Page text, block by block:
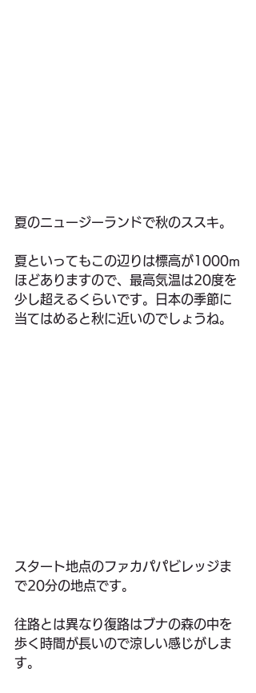
夏のニュージーランドで秋のススキ。
夏といってもこの辺りは標高が1000m
ほどありますので、最高気温は20度を
少し超えるくらいです。日本の季節に
当てはめると秋に近いのでしょうね。
スタート地点のファカパパビレッジま
で20分の地点です。
往路とは異なり復路はブナの森の中を
歩く時間が長いので涼しい感じがしま
す。